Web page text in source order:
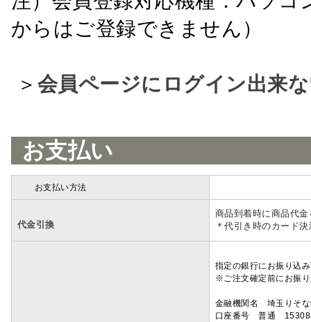
からはご登録できません）
＞ 会員ページにログイン出来
お支払い
お支払い方法
代金引換
商品到着時に商品代
＊代引き時のカード
指定の銀行にお振り込
※ご注文確定前にお振
金融機関名 埼玉りそ
口座番号 普通